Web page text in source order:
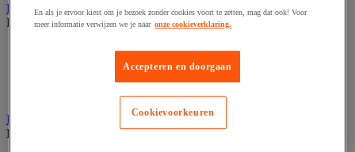
Folderrek en -houder
Bekijk de hele productgroep
Inname en beheer van geld
Bekijk de hele productgroep
En als je ervoor kiest om je bezoek zonder cookies voort te zetten, mag dat ook! Voor
meer informatie verwijzen we je naar onze cookieverklaring.
Accepteren en doorgaan
Cookievoorkeuren